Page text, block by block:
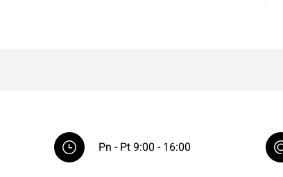
Pn - Pt 9:00 - 16:00